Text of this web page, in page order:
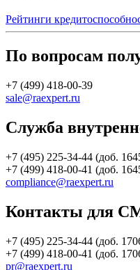
Рейтинги
По вопросам
+7 (499) 418-00-39
sale@raexpert.ru
Служба
+7 (495) 225-34-44 (доб.
+7 (499) 418-00-41 (доб.
compliance@raexpert.ru
Контакты для
+7 (495) 225-34-44 (доб.
+7 (499) 418-00-41 (доб.
pr@raexpert.ru